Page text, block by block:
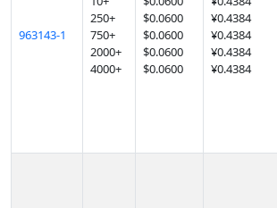
963143-1
250+
750+
2000+
4000+
$0.0600
$0.0600
$0.0600
$0.0600
¥0.4384
¥0.4384
¥0.4384
¥0.4384